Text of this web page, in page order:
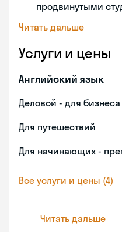
продвинутыми
Читать дальше
Услуги и цены
Английский язык
Деловой - для бизнеса
Для путешествий
Для начинающих -
Все услуги и цены (4)
Читать дальше